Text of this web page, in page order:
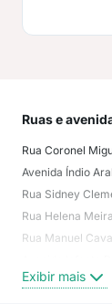
Ruas e
Rua Coronel
Avenida Índio
Rua Sidney
Rua Helena
Rua Manuel
Avenida Silvino
Exibir mais